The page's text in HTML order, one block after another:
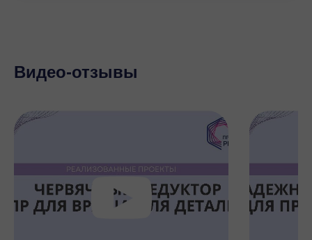
Видео-отзывы